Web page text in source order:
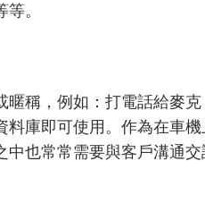
。
稱，例如：打電話給麥
庫即可使用。作為在車
也常常需要與客戶溝通